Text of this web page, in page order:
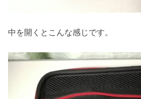
中を開くとこんな感じです。